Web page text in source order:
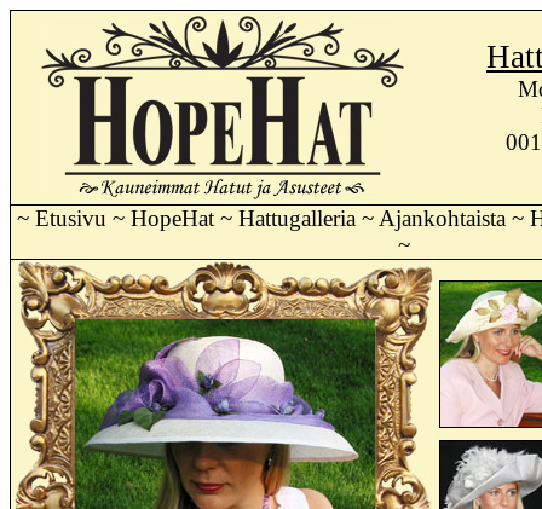
~ Etusivu ~ HopeHat~ Hattugalleria~ Ajankohtaista~
~